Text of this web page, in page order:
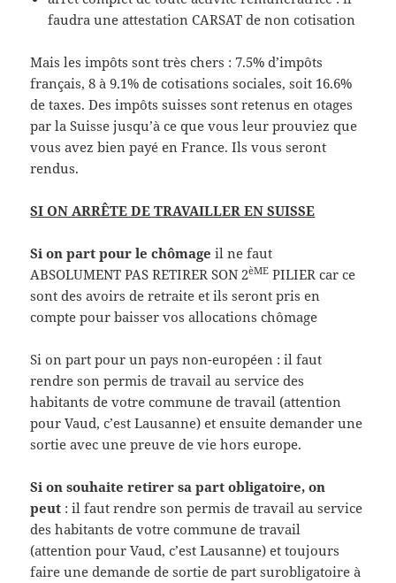
faudra une attestation CARSAT de non cotisation
Mais les impôts sont très chers : 7.5% d’impôts
français, 8 à 9.1% de cotisations sociales, soit 16.6%
de taxes. Des impôts suisses sont retenus en otages
par la Suisse jusqu’à ce que vous leur prouviez que
vous avez bien payé en France. Ils vous seront
rendus.
SI ON ARRÊTE DE TRAVAILLER EN SUISSE
Si on part pour le chômage il ne faut
ABSOLUMENT PAS RETIRER SON 2èME PILIER car ce
sont des avoirs de retraite et ils seront pris en
compte pour baisser vos allocations chômage
Si on part pour un pays non-européen : il faut
rendre son permis de travail au service des
habitants de votre commune de travail (attention
pour Vaud, c’est Lausanne) et ensuite demander une
sortie avec une preuve de vie hors europe.
Si on souhaite retirer sa part obligatoire, on
peut : il faut rendre son permis de travail au service
des habitants de votre commune de travail
(attention pour Vaud, c’est Lausanne) et toujours
faire une demande de sortie de part surobligatoire à